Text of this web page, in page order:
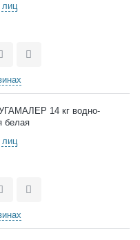
лиц
СравнитьОтложить
14 кг водно-
белая
лиц
СравнитьОтложить